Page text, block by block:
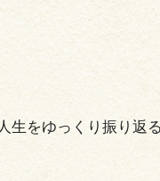
をゆっくり振り返